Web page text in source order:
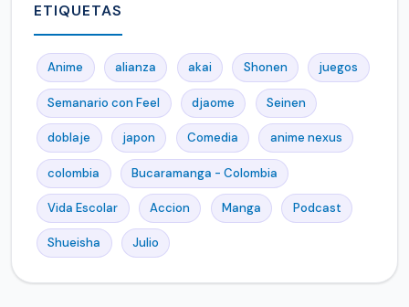
ETIQUETAS
Anime alianza akai Shonen juegos
Semanario con Feel djaome Seinen
doblaje japon Comedia anime nexus
colombia Bucaramanga - Colombia
Vida Escolar Accion Manga Podcast
Shueisha Julio